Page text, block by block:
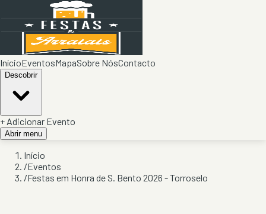
InícioEventosMapaSobre NósContacto
Descobrir
+ Adicionar Evento
Abrir menu
Início
/Eventos
/Festas em Honra de S. Bento 2026 - Torroselo